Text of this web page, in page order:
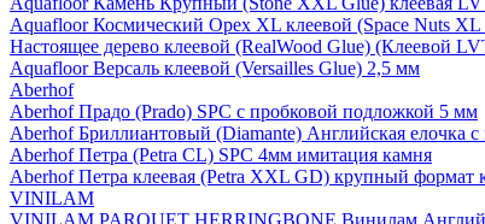
Aquafloor Космический Орех XL клеевой (Space Nuts
Настоящее дерево клеевой (RealWood Glue) (Клеевой
Aquafloor Версаль клеевой (Versailles Glue) 2,5 мм
Aberhof
Aberhof Прадо (Prado) SPC с пробковой подложкой 5 мм
Aberhof Бриллиантовый (Diamante) Английская елочка
Aberhof Петра (Petra CL) SPC 4мм имитация камня
Aberhof Петра клеевая (Petra XXL GD) крупный формат
VINILAM
VINILAM PARQUET HERRINGBONE Винилам